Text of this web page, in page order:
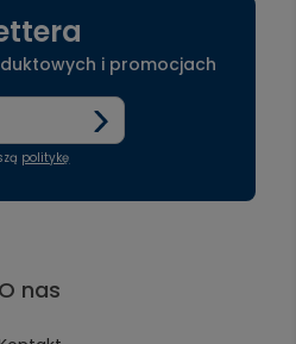
i promocjach
politykę
O nas